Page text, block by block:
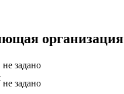
организация
не задано
не задано